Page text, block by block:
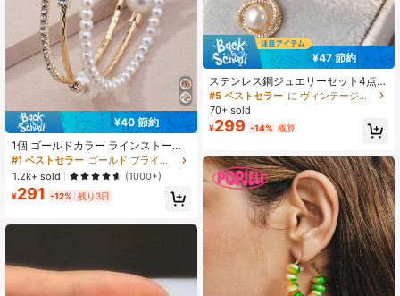
¥40 節約
1個 ゴールドカラー ラインストーン&
フェイクパール装飾ブレスレット ウ
ェディング、パーティー、デイリー
ウェア エレガント 新学期 バレンタ
インデー アクセサリー
#1 ベストセラー
ゴールド ブライダルファッションブレスレット＆アームチェーン
1.2k+ sold
(1000+)
¥291 -12% 残り3日
¥47 節約
ステンレス鋼ジュエリーセット4点入
り、ネックレス、ピアス、リング、
ヴィンテージエレガントフェイクパ
ールジュエリーコンボ、ローズ花び
らラインストーンデコレーション、
バレンタインデーのギフトに適して
います
#5 ベストセラー
に ヴィンテージ秋 女性用ジュエリーセット
70+ sold
¥299 -14% 概算